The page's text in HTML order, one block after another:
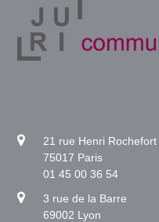
21 rue Henri Rochefort
75017 Paris
01 45 00 36 54
3 rue de la Barre
69002 Lyon